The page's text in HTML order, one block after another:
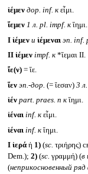
ἰέμεν дор. inf. кεἶμι.
ἵεμεν 1 л. pl. impf. кἵημι.
I ἱέμεν и ἱέμεναι эп. inf.
II ἱέμεν impf. к*ἵεμαι II.
ἴε(ν) = ἴε.
ἵεν эп.-дор. (= ἵεσαν) 3 л.
ἱέν part. praes. n кἵημι.
ἰέναι inf. кεἶμι.
ἱέναι inf. кἵημι.
I ἱερά ἡ 1)(sc. τριήρης)
Dem.); 2)(sc. γραμμή) (в
(неприкосновенный